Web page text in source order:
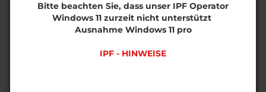
Bitte beachten Sie, dass unser IPF Operator
Windows 11 zurzeit nicht unterstützt
Ausnahme Windows 11 pro
IPF - HINWEISE